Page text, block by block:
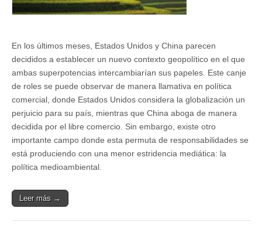
En los últimos meses, Estados Unidos y China parecen
decididos a establecer un nuevo contexto geopolítico en el que
ambas superpotencias intercambiarían sus papeles. Este canje
de roles se puede observar de manera llamativa en política
comercial, donde Estados Unidos considera la globalización un
perjuicio para su país, mientras que China aboga de manera
decidida por el libre comercio. Sin embargo, existe otro
importante campo donde esta permuta de responsabilidades se
está produciendo con una menor estridencia mediática: la
política medioambiental.
Leer más →